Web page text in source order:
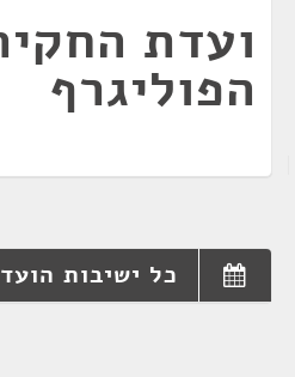
ועדת
הפוליגרף
כל ישיבות